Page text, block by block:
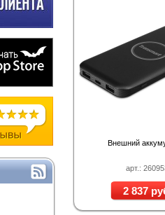
арт.:
Внешний
2 837